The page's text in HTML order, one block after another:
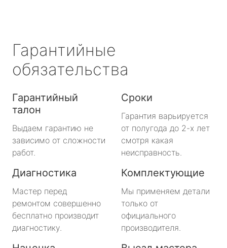
Гарантийные
обязательства
Гарантийный
талон
Выдаем гарантию не
зависимо от сложности
работ.
Сроки
Гарантия варьируется
от полугода до 2-х лет
смотря какая
неисправность.
Диагностика
Мастер перед
ремонтом совершенно
бесплатно производит
диагностику.
Комплектующие
Мы применяем детали
только от
официального
производителя.